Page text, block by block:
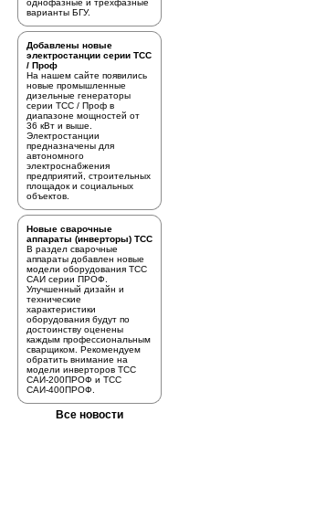
однофазные и трёхфазные
варианты БГУ.
Добавлены новые
электростанции серии ТСС
/ Проф
На нашем сайте появились
новые промышленные
дизельные генераторы
серии ТСС / Проф в
диапазоне мощностей от
36 кВт и выше.
Электростанции
предназначены для
автономного
электроснабжения
предприятий, строительных
площадок и социальных
объектов.
Новые сварочные
аппараты (инверторы) ТСС
В раздел сварочные
аппараты добавлен новые
модели оборудования ТСС
САИ серии ПРОФ.
Улучшенный дизайн и
технические
характеристики
оборудования будут по
достоинству оценены
каждым профессиональным
сварщиком. Рекомендуем
обратить внимание на
модели инверторов ТСС
САИ-200ПРОФ и ТСС
САИ-400ПРОФ.
Все новости